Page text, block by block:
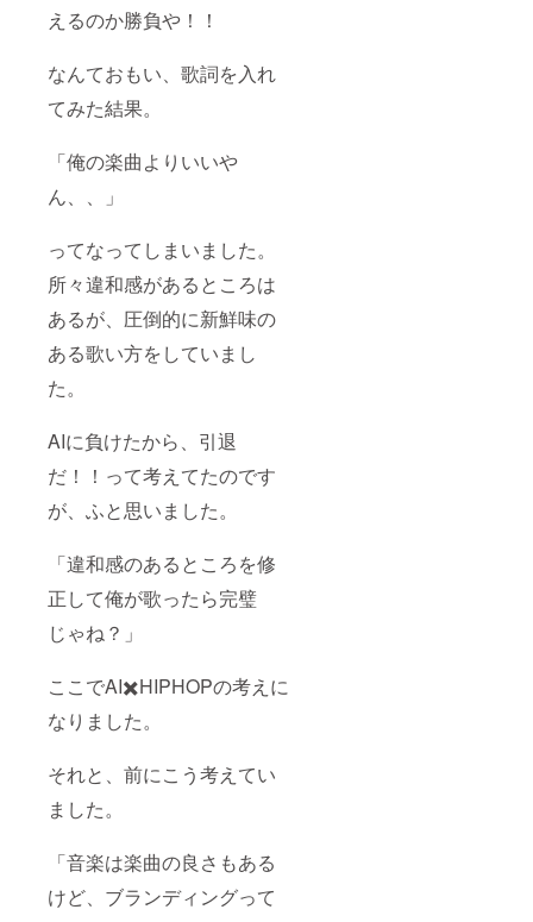
えるのか勝負や！！
なんておもい、歌詞を入れ
てみた結果。
「俺の楽曲よりいいや
ん、、」
ってなってしまいました。
所々違和感があるところは
あるが、圧倒的に新鮮味の
ある歌い方をしていまし
た。
AIに負けたから、引退
だ！！って考えてたのです
が、ふと思いました。
「違和感のあるところを修
正して俺が歌ったら完璧
じゃね？」
ここでAI✖️HIPHOPの考えに
なりました。
それと、前にこう考えてい
ました。
「音楽は楽曲の良さもある
けど、ブランディングって